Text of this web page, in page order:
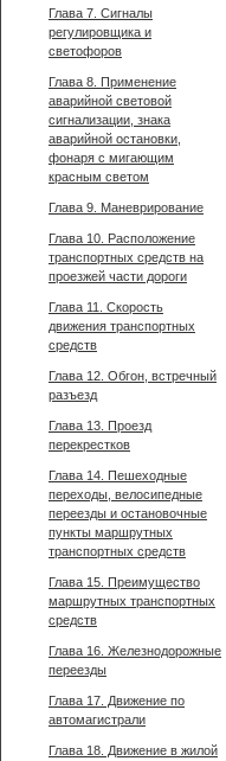
Глава 7. Сигналы
регулировщика и
светофоров
Глава 8. Применение
аварийной световой
сигнализации, знака
аварийной остановки,
фонаря с мигающим
красным светом
Глава 9. Маневрирование
Глава 10. Расположение
транспортных средств на
проезжей части дороги
Глава 11. Скорость
движения транспортных
средств
Глава 12. Обгон, встречный
разъезд
Глава 13. Проезд
перекрестков
Глава 14. Пешеходные
переходы, велосипедные
переезды и остановочные
пункты маршрутных
транспортных средств
Глава 15. Преимущество
маршрутных транспортных
средств
Глава 16. Железнодорожные
переезды
Глава 17. Движение по
автомагистрали
Глава 18. Движение в жилой